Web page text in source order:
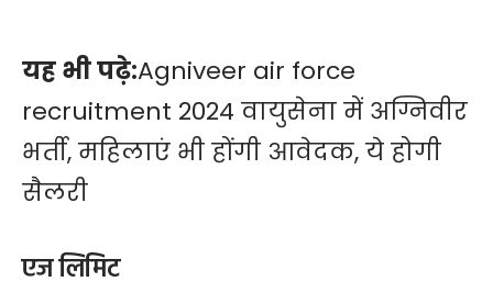
यह भी पढ़े:Agniveer air force
recruitment 2024 वायुसेना में अग्निवीर
भर्ती, महिलाएं भी होंगी आवेदक, ये होगी
सैलरी
एज लिमिट